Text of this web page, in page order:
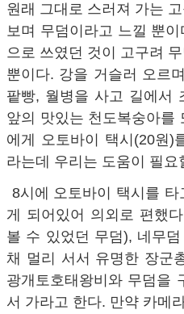
원래 그대로 스러져 가는
보며 무덤이라고 느낄 뿐
으로 쓰였던 것이 고구려
뿐이다. 강을 거슬러 오르
팥빵, 월병을 사고 길에서
앞의 맛있는 천도복숭아를
에게 오토바이 택시(20원)
라는데 우리는 도움이 필
8시에 오토바이 택시를
게 되어있어 의외로 편했
볼 수 있었던 무덤), 네무
채 멀리 서서 유명한 장군
광개토호태왕비와 무덤을
서 가라고 한다. 만약 카메